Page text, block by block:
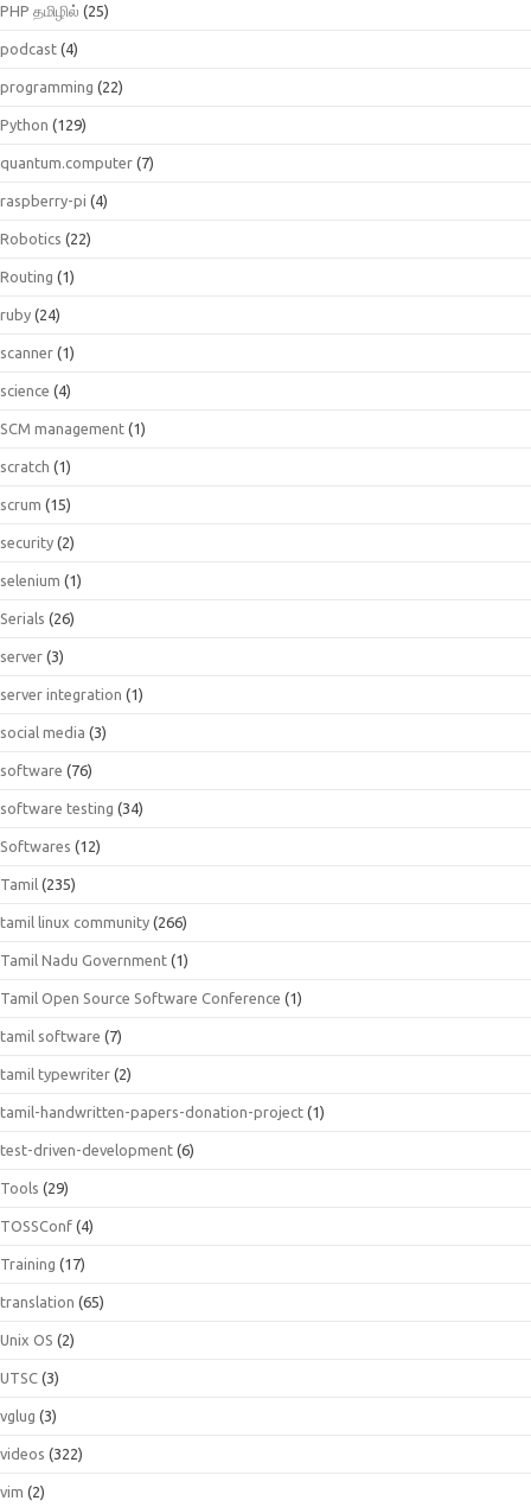
PHP தமிழில் (25)
podcast (4)
programming (22)
Python (129)
quantum.computer (7)
raspberry-pi (4)
Robotics (22)
Routing (1)
ruby (24)
scanner (1)
science (4)
SCM management (1)
scratch (1)
scrum (15)
security (2)
selenium (1)
Serials (26)
server (3)
server integration (1)
social media (3)
software (76)
software testing (34)
Softwares (12)
Tamil (235)
tamil linux community (266)
Tamil Nadu Government (1)
Tamil Open Source Software Conference (1)
tamil software (7)
tamil typewriter (2)
tamil-handwritten-papers-donation-project (1)
test-driven-development (6)
Tools (29)
TOSSConf (4)
Training (17)
translation (65)
Unix OS (2)
UTSC (3)
vglug (3)
videos (322)
vim (2)